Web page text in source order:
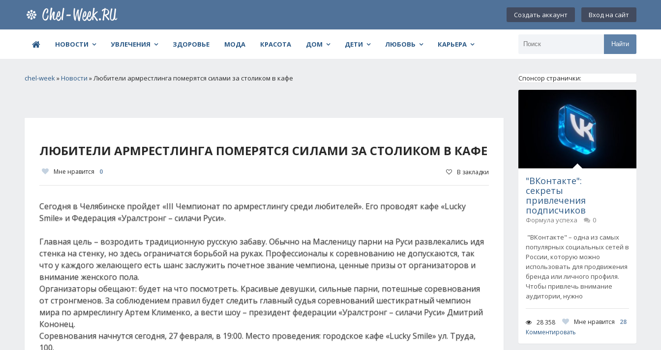
Создать аккаунт Вход на сайт
НОВОСТИ УВЛЕЧЕНИЯ ЗДОРОВЬЕ МОДА КРАСОТА ДОМ ДЕТИ ЛЮБОВЬ КАРЬЕРА Найти
chel-week»Новости » Любители армрестлинга померятся силами за столиком в кафе
ЛЮБИТЕЛИ АРМРЕСТЛИНГА ПОМЕРЯТСЯ СИЛАМИ ЗА СТОЛИКОМ В КАФЕ
Мне нравится 0 В закладки
Сегодня в Челябинске пройдет «III Чемпионат по армрестлингу среди любителей». Его проводят кафе «Lucky
Smile» и Федерация «Уралстронг – силачи Руси».
Главная цель – возродить традиционную русскую забаву. Обычно на Масленицу парни на Руси развлекались идя
стенка на стенку, но здесь ограничатся борьбой на руках. Профессионалы к соревнованию не допускаются, так
что у каждого желающего есть шанс заслужить почетное звание чемпиона, ценные призы от организаторов и
внимание женского пола.
Организаторы обещают: будет на что посмотреть. Красивые девушки, сильные парни, потешные соревнования
от стронгменов. За соблюдением правил будет следить главный судья соревнований шестикратный чемпион
мира по армреслингу Артем Клименко, а вести шоу – президент федерации «Уралстронг – силачи Руси» Дмитрий
Кононец.
Соревнования начнутся сегодня, 27 февраля, в 19:00. Место проведения: городское кафе «Lucky Smile» ул. Труда,
100.
Спонсор странички:
"ВКонтакте":
секреты
привлечения
подписчиков
Формула успеха
0
"ВКонтакте" – одна из самых
популярных социальных сетей в
России, которую можно
использовать для продвижения
бренда или личного профиля.
Чтобы привлечь внимание
аудитории, нужно
28 358 Мне нравится
28
Комментировать